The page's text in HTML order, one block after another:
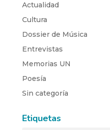
Actualidad
Cultura
Dossier de Música
Entrevistas
Memorias UN
Poesía
Sin categoría
Etiquetas